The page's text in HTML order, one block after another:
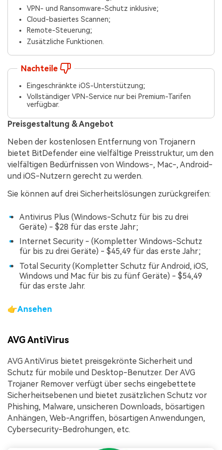
VPN- und Ransomware-Schutz inklusive;
Cloud-basiertes Scannen;
Remote-Steuerung;
Zusätzliche Funktionen.
Nachteile
Eingeschränkte iOS-Unterstützung;
Vollständiger VPN-Service nur bei Premium-Tarifen
verfügbar.
Preisgestaltung & Angebot
Neben der kostenlosen Entfernung von Trojanern
bietet BitDefender eine vielfältige Preisstruktur, um den
vielfältigen Bedürfnissen von Windows-, Mac-, Android-
und iOS-Nutzern gerecht zu werden.
Sie können auf drei Sicherheitslösungen zurückgreifen:
Antivirus Plus (Windows-Schutz für bis zu drei
Geräte) - $28 für das erste Jahr;
Internet Security - (Kompletter Windows-Schutz
für bis zu drei Geräte) - $45,49 für das erste Jahr;
Total Security (Kompletter Schutz für Android, iOS,
Windows und Mac für bis zu fünf Geräte) - $54,49
für das erste Jahr.
👉Ansehen
AVG AntiVirus
AVG AntiVirus bietet preisgekrönte Sicherheit und
Schutz für mobile und Desktop-Benutzer. Der AVG
Trojaner Remover verfügt über sechs eingebettete
Sicherheitsebenen und bietet zusätzlichen Schutz vor
Phishing, Malware, unsicheren Downloads, bösartigen
Anhängen, Web-Angriffen, bösartigen Anwendungen,
Cybersecurity-Bedrohungen, etc.